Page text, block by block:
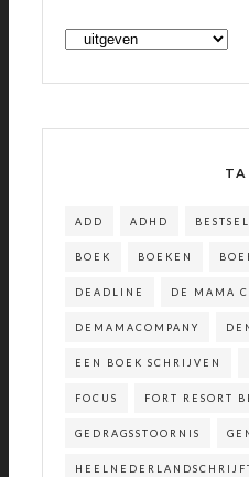
CATEGORIEËN
ADD ADHD
BOEK BOEKEN
DEADLINE DE MAMA
DEMAMACOMPANY
EEN BOEK SCHRIJVEN
FOCUS FORT RESORT
GEDRAGSSTOORNIS